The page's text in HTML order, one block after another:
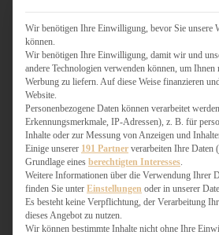
Wir benötigen Ihre Einwilligung, bevor Sie unsere
können.
Wir benötigen Ihre Einwilligung, damit wir und
andere Technologien verwenden können, um Ihnen
Werbung zu liefern. Auf diese Weise finanzieren
Website.
Personenbezogene Daten können verarbeitet
Erkennungsmerkmale, IP-Adressen), z. B. für
Inhalte oder zur Messung von Anzeigen und
Einige unserer 191 Partner verarbeiten Ihre Daten
Grundlage eines berechtigten Interesses
Weitere Informationen über die Verwendung Ihrer
finden Sie unter Einstellungen oder in unserer
Es besteht keine Verpflichtung, der Verarbeitung
dieses Angebot zu nutzen.
Wir können bestimmte Inhalte nicht ohne Ihre